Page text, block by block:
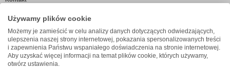
E-mail:sklep@jubileo.pl Formularz kontaktowy
Liczba osób w sklepie: 38 | © 2005-2026 SklepJubileo.pl
Używamy plików cookie
Możemy je zamieścić w celu analizy danych dotyczących odwiedzających,
ulepszenia naszej strony internetowej, pokazania spersonalizowanych treści
i zapewnienia Państwu wspaniałego doświadczenia na stronie internetowej.
Aby uzyskać więcej informacji na temat plików cookie, których używamy,
otwórz ustawienia.